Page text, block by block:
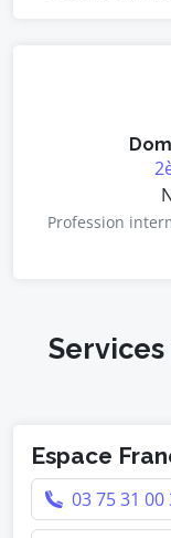
Profession
Espace
03 75 31 00